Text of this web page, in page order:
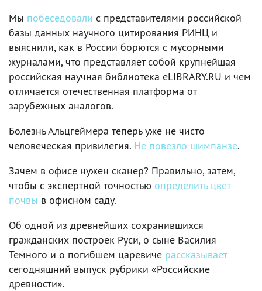
Мы побеседовали с представителями российской
базы данных научного цитирования РИНЦ и
выяснили, как в России борются с мусорными
журналами, что представляет собой крупнейшая
российская научная библиотека eLIBRARY.RU и чем
отличается отечественная платформа от
зарубежных аналогов.
Болезнь Альцгеймера теперь уже не чисто
человеческая привилегия. Не повезло шимпанзе.
Зачем в офисе нужен сканер? Правильно, затем,
чтобы с экспертной точностью определить цвет
почвы в офисном саду.
Об одной из древнейших сохранившихся
гражданских построек Руси, о сыне Василия
Темного и о погибшем царевиче рассказывает
сегодняшний выпуск рубрики «Российские
древности».